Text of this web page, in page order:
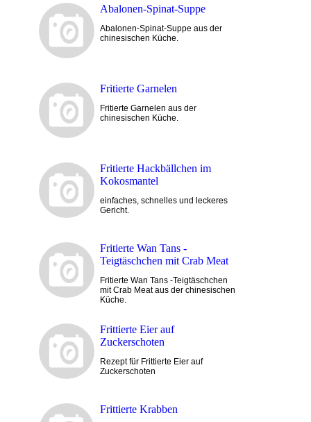
Abalonen-Spinat-Suppe
Abalonen-Spinat-Suppe aus der
chinesischen Küche.
Fritierte Garnelen
Fritierte Garnelen aus der
chinesischen Küche.
Fritierte Hackbällchen im
Kokosmantel
einfaches, schnelles und leckeres
Gericht.
Fritierte Wan Tans -
Teigtäschchen mit Crab Meat
Fritierte Wan Tans -Teigtäschchen
mit Crab Meat aus der chinesischen
Küche.
Frittierte Eier auf
Zuckerschoten
Rezept für Frittierte Eier auf
Zuckerschoten
Frittierte Krabben